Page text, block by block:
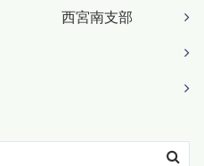
て 西宮南支部